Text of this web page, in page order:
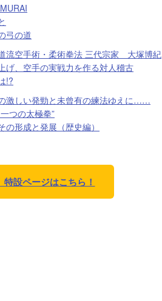
弓の道
流空手術・柔術拳法 三代宗家 大塚博紀
げ、空手の実戦力を作る対人稽古
!?
激しい発勁と未曾有の練法ゆえに……
つの太極拳”
の形成と発展（歴史編）
設ページはこちら！